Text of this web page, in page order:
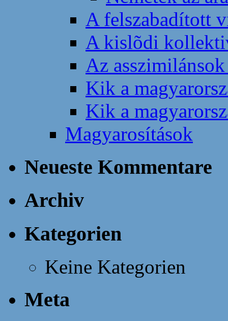
A felszabadított
A kislõdi
Az
Kik a
Kik a
Magyarosítások
Neueste Kommentare
Archiv
Kategorien
Keine Kategorien
Meta